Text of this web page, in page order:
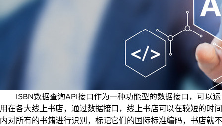
ISBN数据查询API接口作为一种功能型的数据接口，可以运
用在各大线上书店，通过数据接口，线上书店可以在较短的时间
内对所有的书籍进行识别，标记它们的国际标准编码，书店就不